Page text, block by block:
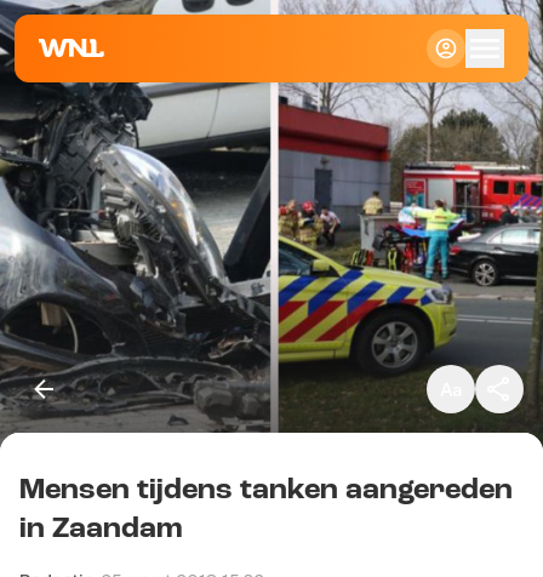
Klein
Standaard
Groot
Kopieer link
Mensen tijdens tanken aangereden
in Zaandam